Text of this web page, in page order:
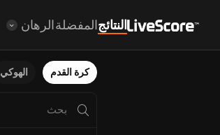
النتائجالمفضلةالرهان
كرة القدم الهوكي